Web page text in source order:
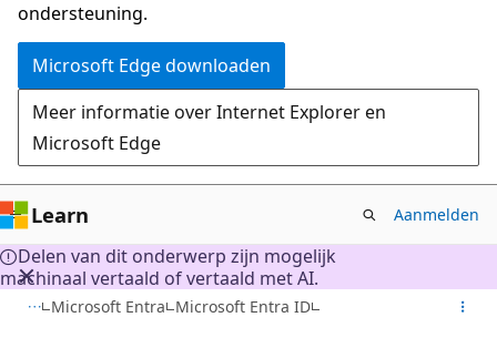
ondersteuning.
Microsoft Edge downloaden
Meer informatie over Internet Explorer en
Microsoft Edge
Learn Aanmelden
Delen van dit onderwerp zijn mogelijk
machinaal vertaald of vertaald met AI.
Microsoft Entra Microsoft Entra ID